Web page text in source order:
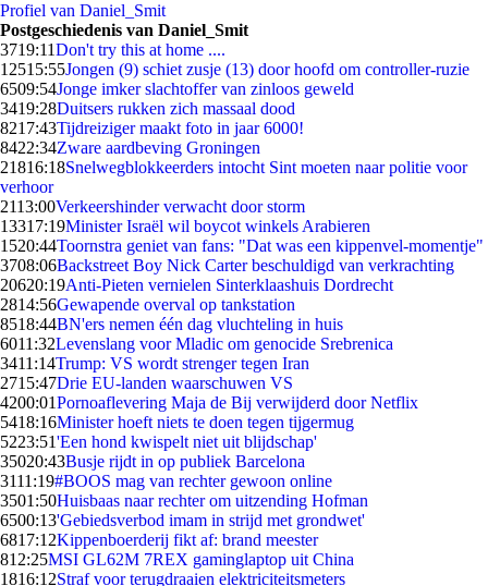
Profiel van Daniel_Smit
Postgeschiedenis van Daniel_Smit
3719:11Don't try this at home ....
12515:55Jongen (9) schiet zusje (13) door hoofd om controller-ruzie
6509:54Jonge imker slachtoffer van zinloos geweld
3419:28Duitsers rukken zich massaal dood
8217:43Tijdreiziger maakt foto in jaar 6000!
8422:34Zware aardbeving Groningen
21816:18Snelwegblokkeerders intocht Sint moeten naar politie voor
verhoor
2113:00Verkeershinder verwacht door storm
13317:19Minister Israël wil boycot winkels Arabieren
1520:44Toornstra geniet van fans: "Dat was een kippenvel-momentje"
3708:06Backstreet Boy Nick Carter beschuldigd van verkrachting
20620:19Anti-Pieten vernielen Sinterklaashuis Dordrecht
2814:56Gewapende overval op tankstation
8518:44BN'ers nemen één dag vluchteling in huis
6011:32Levenslang voor Mladic om genocide Srebrenica
3411:14Trump: VS wordt strenger tegen Iran
2715:47Drie EU-landen waarschuwen VS
4200:01Pornoaflevering Maja de Bij verwijderd door Netflix
5418:16Minister hoeft niets te doen tegen tijgermug
5223:51'Een hond kwispelt niet uit blijdschap'
35020:43Busje rijdt in op publiek Barcelona
3111:19#BOOS mag van rechter gewoon online
3501:50Huisbaas naar rechter om uitzending Hofman
6500:13'Gebiedsverbod imam in strijd met grondwet'
6817:12Kippenboerderij fikt af: brand meester
812:25MSI GL62M 7REX gaminglaptop uit China
1816:12Straf voor terugdraaien elektriciteitsmeters